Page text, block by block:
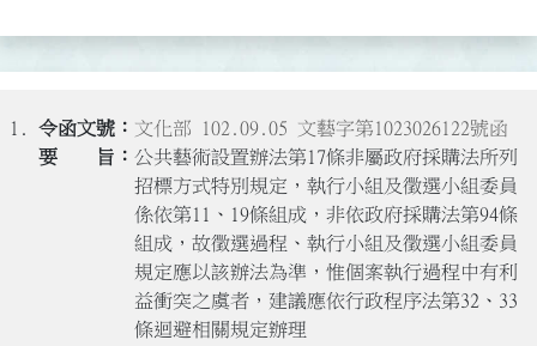
1.
文化部 102.09.05 文藝字第1023026122號函
公共藝術設置辦法第17條非屬政府採購法所列
招標方式特別規定，執行小組及徵選小組委員
係依第11、19條組成，非依政府採購法第94條
組成，故徵選過程、執行小組及徵選小組委員
規定應以該辦法為準，惟個案執行過程中有利
益衝突之虞者，建議應依行政程序法第32、33
條迴避相關規定辦理